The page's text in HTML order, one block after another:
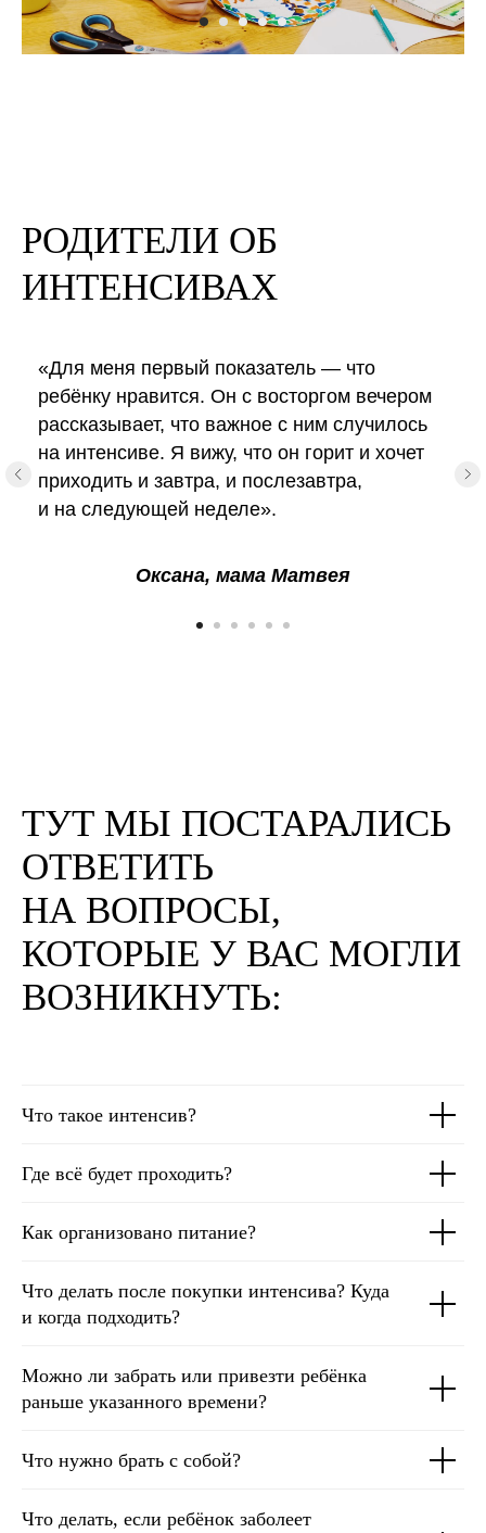
РОДИТЕЛИ ОБ
ИНТЕНСИВАХ
«Для меня первый показатель — что
ребёнку нравится. Он с восторгом вечером
рассказывает, что важное с ним случилось
на интенсиве. Я вижу, что он горит и хочет
приходить и завтра, и послезавтра,
и на следующей неделе».
Оксана, мама Матвея
ТУТ МЫ ПОСТАРАЛИСЬ
ОТВЕТИТЬ
НА ВОПРОСЫ,
КОТОРЫЕ У ВАС МОГЛИ
ВОЗНИКНУТЬ:
Что такое интенсив?
Где всё будет проходить?
Как организовано питание?
Что делать после покупки интенсива? Куда
и когда подходить?
Можно ли забрать или привезти ребёнка
раньше указанного времени?
Что нужно брать с собой?
Что делать, если ребёнок заболеет